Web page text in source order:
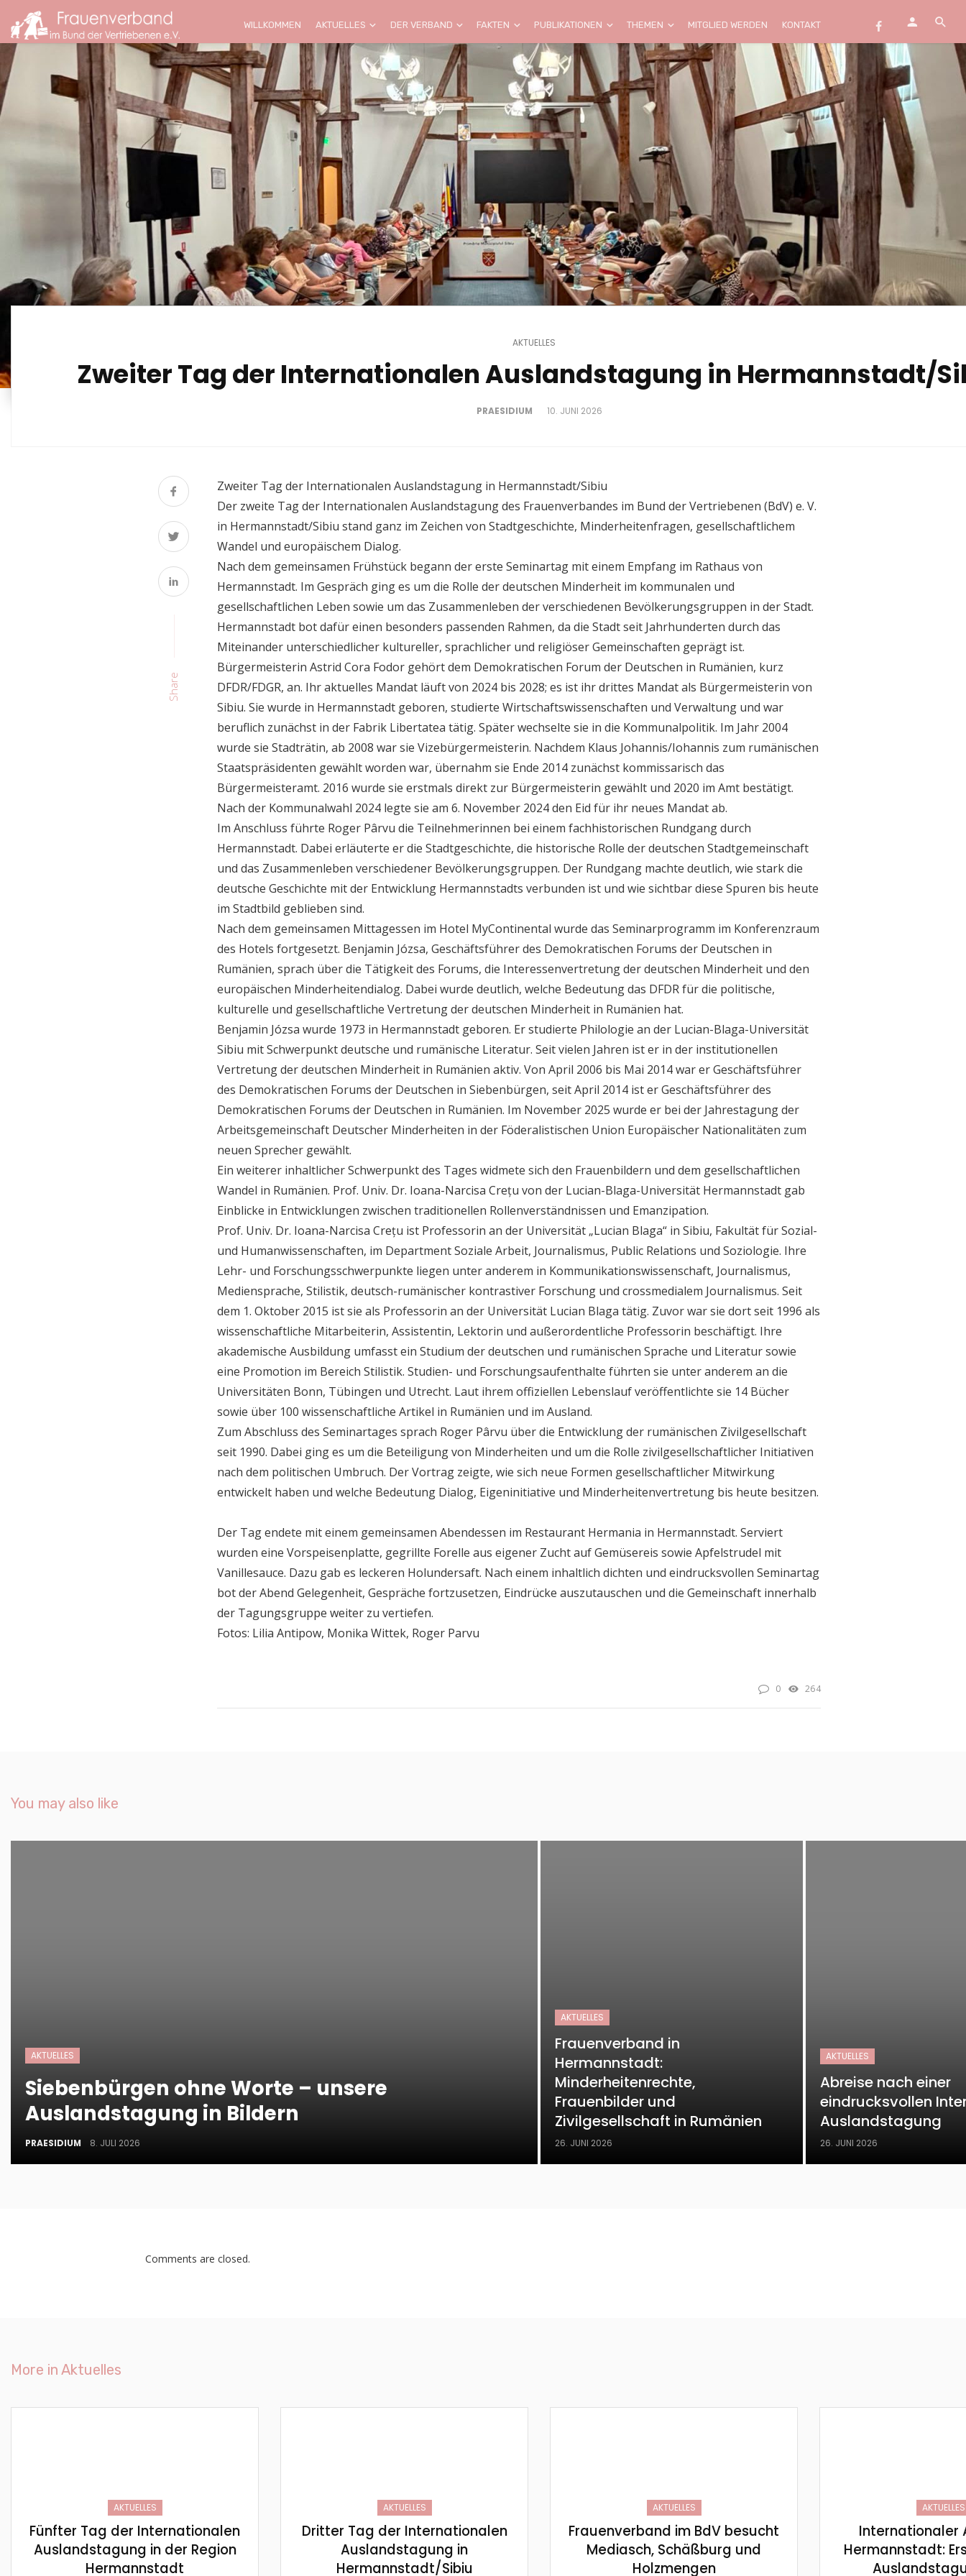
WILLKOMMEN AKTUELLES DER VERBAND FAKTEN PUBLIKATIONEN THEMEN MITGLIED WERDEN KONTAKT
AKTUELLES
Zweiter Tag der Internationalen Auslandstagung in Hermannstadt/
PRAESIDIUM 10. JUNI 2026
Share
Zweiter Tag der Internationalen Auslandstagung in Hermannstadt/Sibiu
Der zweite Tag der Internationalen Auslandstagung des Frauenverbandes im Bund der Vertriebenen (BdV) e. V.
in Hermannstadt/Sibiu stand ganz im Zeichen von Stadtgeschichte, Minderheitenfragen, gesellschaftlichem
Wandel und europäischem Dialog.
Nach dem gemeinsamen Frühstück begann der erste Seminartag mit einem Empfang im Rathaus von
Hermannstadt. Im Gespräch ging es um die Rolle der deutschen Minderheit im kommunalen und
gesellschaftlichen Leben sowie um das Zusammenleben der verschiedenen Bevölkerungsgruppen in der Stadt.
Hermannstadt bot dafür einen besonders passenden Rahmen, da die Stadt seit Jahrhunderten durch das
Miteinander unterschiedlicher kultureller, sprachlicher und religiöser Gemeinschaften geprägt ist.
Bürgermeisterin Astrid Cora Fodor gehört dem Demokratischen Forum der Deutschen in Rumänien, kurz
DFDR/FDGR, an. Ihr aktuelles Mandat läuft von 2024 bis 2028; es ist ihr drittes Mandat als Bürgermeisterin von
Sibiu. Sie wurde in Hermannstadt geboren, studierte Wirtschaftswissenschaften und Verwaltung und war
beruflich zunächst in der Fabrik Libertatea tätig. Später wechselte sie in die Kommunalpolitik. Im Jahr 2004
wurde sie Stadträtin, ab 2008 war sie Vizebürgermeisterin. Nachdem Klaus Johannis/Iohannis zum rumänischen
Staatspräsidenten gewählt worden war, übernahm sie Ende 2014 zunächst kommissarisch das
Bürgermeisteramt. 2016 wurde sie erstmals direkt zur Bürgermeisterin gewählt und 2020 im Amt bestätigt.
Nach der Kommunalwahl 2024 legte sie am 6. November 2024 den Eid für ihr neues Mandat ab.
Im Anschluss führte Roger Pârvu die Teilnehmerinnen bei einem fachhistorischen Rundgang durch
Hermannstadt. Dabei erläuterte er die Stadtgeschichte, die historische Rolle der deutschen Stadtgemeinschaft
und das Zusammenleben verschiedener Bevölkerungsgruppen. Der Rundgang machte deutlich, wie stark die
deutsche Geschichte mit der Entwicklung Hermannstadts verbunden ist und wie sichtbar diese Spuren bis heute
im Stadtbild geblieben sind.
Nach dem gemeinsamen Mittagessen im Hotel MyContinental wurde das Seminarprogramm im Konferenzraum
des Hotels fortgesetzt. Benjamin Józsa, Geschäftsführer des Demokratischen Forums der Deutschen in
Rumänien, sprach über die Tätigkeit des Forums, die Interessenvertretung der deutschen Minderheit und den
europäischen Minderheitendialog. Dabei wurde deutlich, welche Bedeutung das DFDR für die politische,
kulturelle und gesellschaftliche Vertretung der deutschen Minderheit in Rumänien hat.
Benjamin Józsa wurde 1973 in Hermannstadt geboren. Er studierte Philologie an der Lucian-Blaga-Universität
Sibiu mit Schwerpunkt deutsche und rumänische Literatur. Seit vielen Jahren ist er in der institutionellen
Vertretung der deutschen Minderheit in Rumänien aktiv. Von April 2006 bis Mai 2014 war er Geschäftsführer
des Demokratischen Forums der Deutschen in Siebenbürgen, seit April 2014 ist er Geschäftsführer des
Demokratischen Forums der Deutschen in Rumänien. Im November 2025 wurde er bei der Jahrestagung der
Arbeitsgemeinschaft Deutscher Minderheiten in der Föderalistischen Union Europäischer Nationalitäten zum
neuen Sprecher gewählt.
Ein weiterer inhaltlicher Schwerpunkt des Tages widmete sich den Frauenbildern und dem gesellschaftlichen
Wandel in Rumänien. Prof. Univ. Dr. Ioana-Narcisa Crețu von der Lucian-Blaga-Universität Hermannstadt gab
Einblicke in Entwicklungen zwischen traditionellen Rollenverständnissen und Emanzipation.
Prof. Univ. Dr. Ioana-Narcisa Crețu ist Professorin an der Universität „Lucian Blaga“ in Sibiu, Fakultät für Sozial-
und Humanwissenschaften, im Department Soziale Arbeit, Journalismus, Public Relations und Soziologie. Ihre
Lehr- und Forschungsschwerpunkte liegen unter anderem in Kommunikationswissenschaft, Journalismus,
Mediensprache, Stilistik, deutsch-rumänischer kontrastiver Forschung und crossmedialem Journalismus. Seit
dem 1. Oktober 2015 ist sie als Professorin an der Universität Lucian Blaga tätig. Zuvor war sie dort seit 1996 als
wissenschaftliche Mitarbeiterin, Assistentin, Lektorin und außerordentliche Professorin beschäftigt. Ihre
akademische Ausbildung umfasst ein Studium der deutschen und rumänischen Sprache und Literatur sowie
eine Promotion im Bereich Stilistik. Studien- und Forschungsaufenthalte führten sie unter anderem an die
Universitäten Bonn, Tübingen und Utrecht. Laut ihrem offiziellen Lebenslauf veröffentlichte sie 14 Bücher
sowie über 100 wissenschaftliche Artikel in Rumänien und im Ausland.
Zum Abschluss des Seminartages sprach Roger Pârvu über die Entwicklung der rumänischen Zivilgesellschaft
seit 1990. Dabei ging es um die Beteiligung von Minderheiten und um die Rolle zivilgesellschaftlicher Initiativen
nach dem politischen Umbruch. Der Vortrag zeigte, wie sich neue Formen gesellschaftlicher Mitwirkung
entwickelt haben und welche Bedeutung Dialog, Eigeninitiative und Minderheitenvertretung bis heute besitzen.
Der Tag endete mit einem gemeinsamen Abendessen im Restaurant Hermania in Hermannstadt. Serviert
wurden eine Vorspeisenplatte, gegrillte Forelle aus eigener Zucht auf Gemüsereis sowie Apfelstrudel mit
Vanillesauce. Dazu gab es leckeren Holundersaft. Nach einem inhaltlich dichten und eindrucksvollen Seminartag
bot der Abend Gelegenheit, Gespräche fortzusetzen, Eindrücke auszutauschen und die Gemeinschaft innerhalb
der Tagungsgruppe weiter zu vertiefen.
Fotos: Lilia Antipow, Monika Wittek, Roger Parvu
0 264
You may also like
AKTUELLES
Siebenbürgen ohne Worte – unsere
Auslandstagung in Bildern
PRAESIDIUM 8. JULI 2026
AKTUELLES
Frauenverband in
Hermannstadt:
Minderheitenrechte,
Frauenbilder und
Zivilgesellschaft in Rumänien
26. JUNI 2026
AKTUELLES
Abreise nach einer
eindrucksvollen
Auslandstagung
26. JUNI 2026
Comments are closed.
More in Aktuelles
AKTUELLES
Fünfter Tag der Internationalen
Auslandstagung in der Region
Hermannstadt
AKTUELLES
Dritter Tag der Internationalen
Auslandstagung in
Hermannstadt/Sibiu
AKTUELLES
Frauenverband im BdV besucht
Mediasch, Schäßburg und
Holzmengen
AKTUELLES
Internationaler
Hermannstadt: